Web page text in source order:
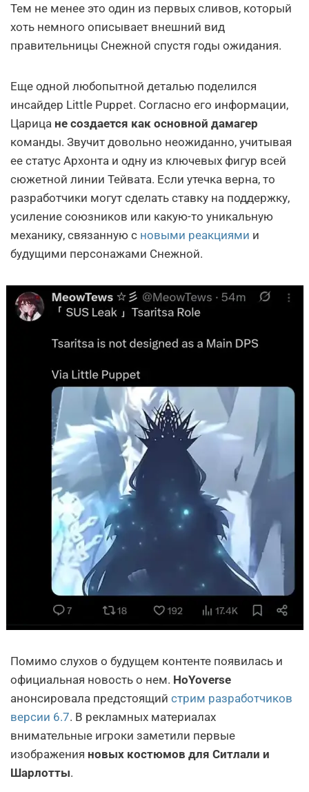
Тем не менее это один из первых сливов, который
хоть немного описывает внешний вид
правительницы Снежной спустя годы ожидания.
Еще одной любопытной деталью поделился
инсайдер Little Puppet. Согласно его информации,
Царица не создается как основной дамагер
команды. Звучит довольно неожиданно, учитывая
ее статус Архонта и одну из ключевых фигур всей
сюжетной линии Тейвата. Если утечка верна, то
разработчики могут сделать ставку на поддержку,
усиление союзников или какую-то уникальную
механику, связанную с новыми реакциями и
будущими персонажами Снежной.
Помимо слухов о будущем контенте появилась и
официальная новость о нем. HoYoverse
анонсировала предстоящий стрим разработчиков
версии 6.7. В рекламных материалах
внимательные игроки заметили первые
изображения новых костюмов для Ситлали и
Шарлотты.